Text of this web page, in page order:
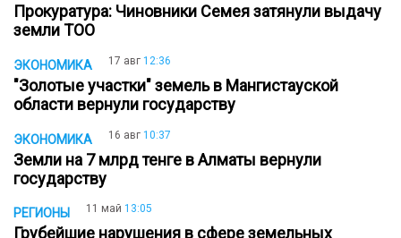
Прокуратура: Чиновники Семея затянули выдачу
земли ТОО
ЭКОНОМИКА 17 авг 12:36
"Золотые участки" земель в Мангистауской
области вернули государству
ЭКОНОМИКА 16 авг 10:37
Земли на 7 млрд тенге в Алматы вернули
государству
РЕГИОНЫ 11 май 13:05
Грубейшие нарушения в сфере земельных